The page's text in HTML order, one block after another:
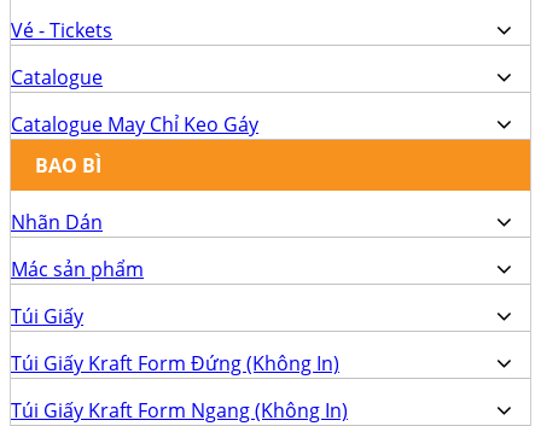
Vé - Tickets
Catalogue
Catalogue May Chỉ Keo Gáy
BAO BÌ
Nhãn Dán
Mác sản phẩm
Túi Giấy
Túi Giấy Kraft Form Đứng (Không In)
Túi Giấy Kraft Form Ngang (Không In)